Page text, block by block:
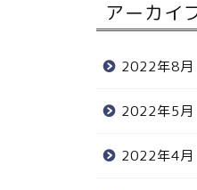
アーカイ
2022年8月
2022年5月
2022年4月